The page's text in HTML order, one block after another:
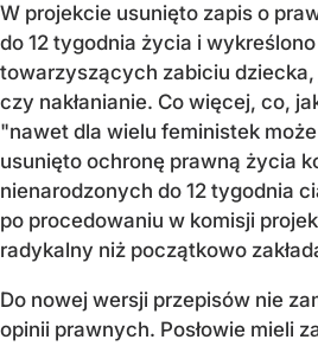
W projekcie usunięto zapis o
do 12 tygodnia życia i
towarzyszących zabiciu
czy nakłanianie. Co więcej, co,
"nawet dla wielu feministek
usunięto ochronę prawną życia
nienarodzonych do 12 tygodnia
po procedowaniu w komisji
radykalny niż początkowo
Do nowej wersji przepisów nie
opinii prawnych. Posłowie mieli